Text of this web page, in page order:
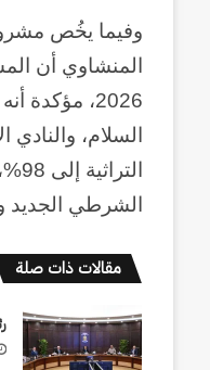
وفيما يخُص
المنشاوي أن
الشرطي الجديد
مقالات ذات صلة